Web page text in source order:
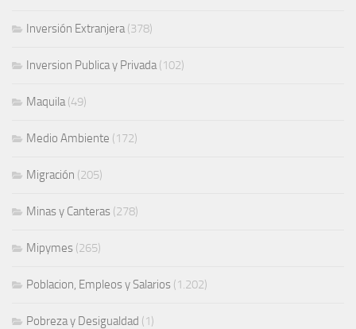
Inversión Extranjera (378)
Inversion Publica y Privada (102)
Maquila (49)
Medio Ambiente (172)
Migración (205)
Minas y Canteras (278)
Mipymes (265)
Poblacion, Empleos y Salarios (1.202)
Pobreza y Desigualdad (1)